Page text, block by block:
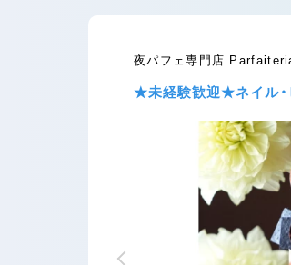
夜パフェ専門店
★未経験歓迎★ネイル・